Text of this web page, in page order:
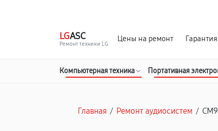
LGASC
Ремонт техники LG
Цены на ремонт Гарантия
Компьютерная техника Портативная
Главная / Ремонт аудиосистем /